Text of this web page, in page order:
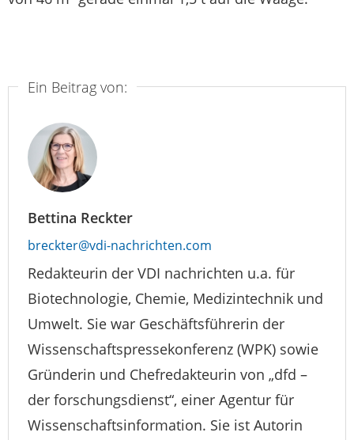
Ein Beitrag von:
Bettina Reckter
breckter@vdi-nachrichten.com
Redakteurin der VDI nachrichten u.a. für
Biotechnologie, Chemie, Medizintechnik und
Umwelt. Sie war Geschäftsführerin der
Wissenschaftspressekonferenz (WPK) sowie
Gründerin und Chefredakteurin von „dfd –
der forschungsdienst“, einer Agentur für
Wissenschaftsinformation. Sie ist Autorin